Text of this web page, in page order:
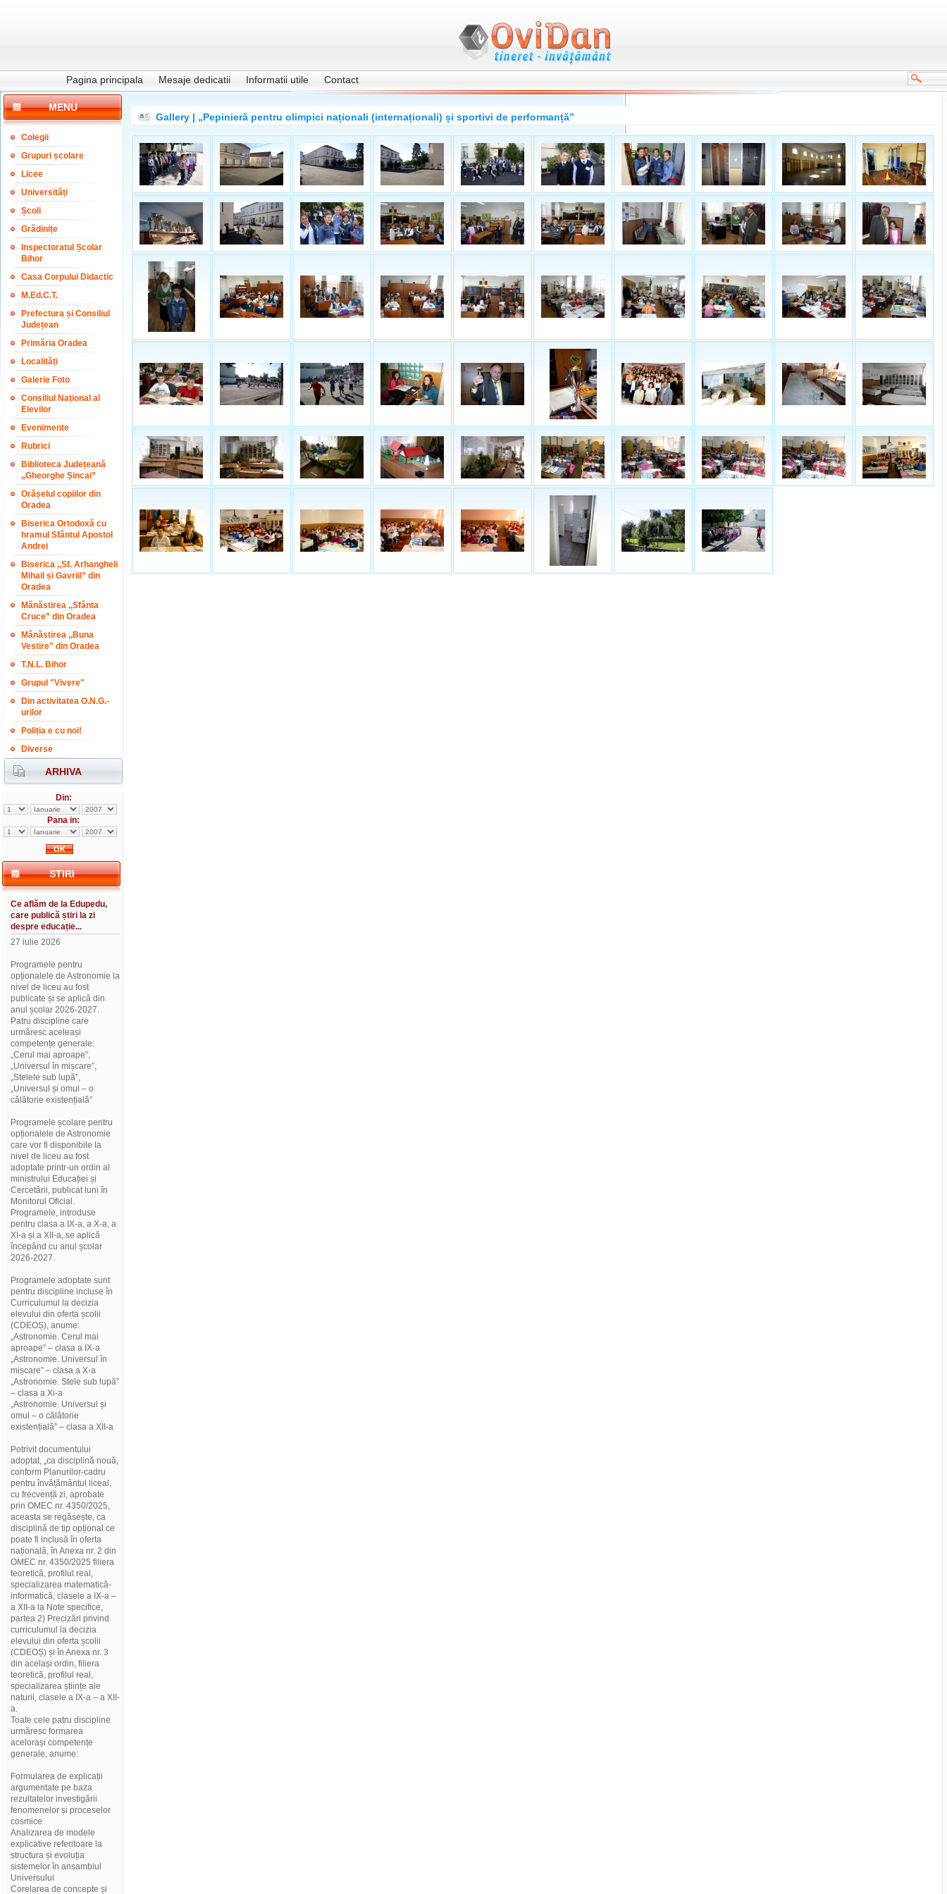
Pagina principala Mesaje dedicatii Informatii utile Contact
MENU
Colegii
Grupuri școlare
Licee
Universități
Școli
Grădinițe
Inspectoratul Școlar
Bihor
Casa Corpului Didactic
M.Ed.C.T.
Prefectura și Consiliul
Județean
Primăria Oradea
Localități
Galerie Foto
Consiliul Național al
Elevilor
Evenimente
Rubrici
Biblioteca Județeană
„Gheorghe Șincai”
Orășelul copiilor din
Oradea
Biserica Ortodoxă cu
hramul Sfântul Apostol
Andrei
Biserica ,,Sf. Arhangheli
Mihail și Gavriil” din
Oradea
Mănăstirea ,,Sfânta
Cruce” din Oradea
Mănăstirea ,,Buna
Vestire" din Oradea
T.N.L. Bihor
Grupul "Vivere"
Din activitatea O.N.G.-
urilor
Poliția e cu noi!
Diverse
ARHIVA
Din:
Pana in:
STIRI
Ce aflăm de la Edupedu,
care publică știri la zi
despre educație...
27 iulie 2026
Programele pentru
opționalele de Astronomie la
nivel de liceu au fost
publicate și se aplică din
anul școlar 2026-2027.
Patru discipline care
urmăresc aceleași
competențe generale:
„Cerul mai aproape”,
„Universul în mișcare”,
„Stelele sub lupă”,
„Universul și omul – o
călătorie existențială”
Programele școlare pentru
opționalele de Astronomie
care vor fi disponibile la
nivel de liceu au fost
adoptate printr-un ordin al
ministrului Educației și
Cercetării, publicat luni în
Monitorul Oficial.
Programele, introduse
pentru clasa a IX-a, a X-a, a
XI-a și a XII-a, se aplică
începând cu anul școlar
2026-2027.
Programele adoptate sunt
pentru discipline incluse în
Curriculumul la decizia
elevului din oferta școlii
(CDEOȘ), anume:
„Astronomie. Cerul mai
aproape” – clasa a IX-a
„Astronomie. Universul în
mișcare” – clasa a X-a
„Astronomie. Stele sub lupă”
– clasa a Xi-a
„Astronomie. Universul și
omul – o călătorie
existențială” – clasa a XII-a
Potrivit documentului
adoptat, „ca disciplină nouă,
conform Planurilor-cadru
pentru învățământul liceal,
cu frecvență zi, aprobate
prin OMEC nr. 4350/2025,
aceasta se regăsește, ca
disciplină de tip opțional ce
poate fi inclusă în oferta
națională, în Anexa nr. 2 din
OMEC nr. 4350/2025 filiera
teoretică, profilul real,
specializarea matematică-
informatică, clasele a IX-a –
a XII-a la Note specifice,
partea 2) Precizări privind
curriculumul la decizia
elevului din oferta școlii
(CDEOȘ) și în Anexa nr. 3
din același ordin, filiera
teoretică, profilul real,
specializarea științe ale
naturii, clasele a IX-a – a XII-
a.
Toate cele patru discipline
urmăresc formarea
acelorași competențe
generale, anume:
Formularea de explicații
argumentate pe baza
rezultatelor investigării
fenomenelor și proceselor
cosmice
Analizarea de modele
explicative referitoare la
structura și evoluția
sistemelor în ansamblul
Universului
Corelarea de concepte și
Gallery | „Pepinieră pentru olimpici naționali (internaționali) și sportivi de performanță”